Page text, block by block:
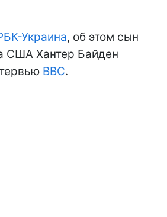
Украина, об этом сын
США Хантер Байден
BBC.